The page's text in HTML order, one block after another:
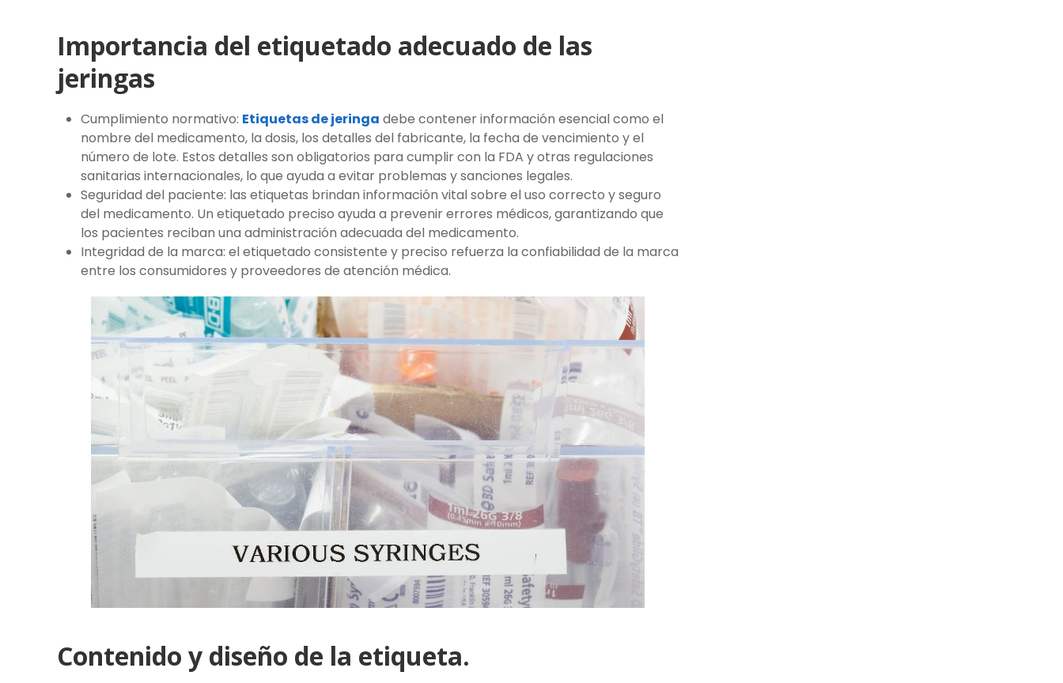
Importancia del etiquetado adecuado de las
jeringas
Cumplimiento normativo: Etiquetas de jeringa debe contener información esencial como el
nombre del medicamento, la dosis, los detalles del fabricante, la fecha de vencimiento y el
número de lote. Estos detalles son obligatorios para cumplir con la FDA y otras regulaciones
sanitarias internacionales, lo que ayuda a evitar problemas y sanciones legales.
Seguridad del paciente: las etiquetas brindan información vital sobre el uso correcto y seguro
del medicamento. Un etiquetado preciso ayuda a prevenir errores médicos, garantizando que
los pacientes reciban una administración adecuada del medicamento.
Integridad de la marca: el etiquetado consistente y preciso refuerza la confiabilidad de la marca
entre los consumidores y proveedores de atención médica.
Contenido y diseño de la etiqueta.